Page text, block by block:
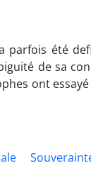
été
de sa
ont